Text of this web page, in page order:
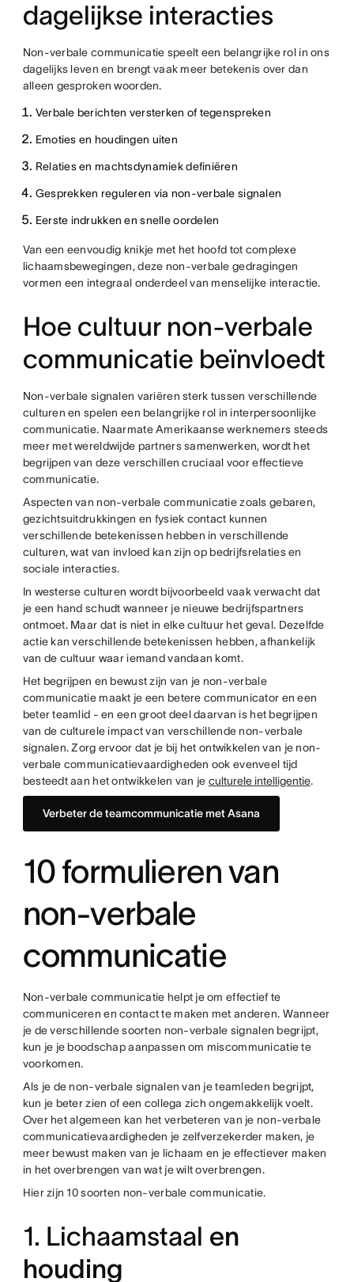
dagelijkse interacties
Non-verbale communicatie speelt een belangrijke rol in ons
dagelijks leven en brengt vaak meer betekenis over dan
alleen gesproken woorden.
Verbale berichten versterken of tegenspreken
Emoties en houdingen uiten
Relaties en machtsdynamiek definiëren
Gesprekken reguleren via non-verbale signalen
Eerste indrukken en snelle oordelen
Van een eenvoudig knikje met het hoofd tot complexe
lichaamsbewegingen, deze non-verbale gedragingen
vormen een integraal onderdeel van menselijke interactie.
Hoe cultuur non-verbale
communicatie beïnvloedt
Non-verbale signalen variëren sterk tussen verschillende
culturen en spelen een belangrijke rol in interpersoonlijke
communicatie. Naarmate Amerikaanse werknemers steeds
meer met wereldwijde partners samenwerken, wordt het
begrijpen van deze verschillen cruciaal voor effectieve
communicatie.
Aspecten van non-verbale communicatie zoals gebaren,
gezichtsuitdrukkingen en fysiek contact kunnen
verschillende betekenissen hebben in verschillende
culturen, wat van invloed kan zijn op bedrijfsrelaties en
sociale interacties.
In westerse culturen wordt bijvoorbeeld vaak verwacht dat
je een hand schudt wanneer je nieuwe bedrijfspartners
ontmoet. Maar dat is niet in elke cultuur het geval. Dezelfde
actie kan verschillende betekenissen hebben, afhankelijk
van de cultuur waar iemand vandaan komt.
Het begrijpen en bewust zijn van je non-verbale
communicatie maakt je een betere communicator en een
beter teamlid - en een groot deel daarvan is het begrijpen
van de culturele impact van verschillende non-verbale
signalen. Zorg ervoor dat je bij het ontwikkelen van je non-
verbale communicatievaardigheden ook evenveel tijd
besteedt aan het ontwikkelen van je culturele intelligentie.
Verbeter de teamcommunicatie met Asana
10 formulieren van
non-verbale
communicatie
Non-verbale communicatie helpt je om effectief te
communiceren en contact te maken met anderen. Wanneer
je de verschillende soorten non-verbale signalen begrijpt,
kun je je boodschap aanpassen om miscommunicatie te
voorkomen.
Als je de non-verbale signalen van je teamleden begrijpt,
kun je beter zien of een collega zich ongemakkelijk voelt.
Over het algemeen kan het verbeteren van je non-verbale
communicatievaardigheden je zelfverzekerder maken, je
meer bewust maken van je lichaam en je effectiever maken
in het overbrengen van wat je wilt overbrengen.
Hier zijn 10 soorten non-verbale communicatie.
1. Lichaamstaal en
houding